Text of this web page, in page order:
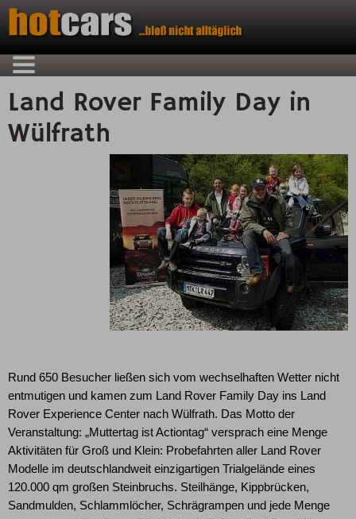
Land Rover Family Day in
Wülfrath
Rund 650 Besucher ließen sich vom wechselhaften Wetter nicht
entmutigen und kamen zum Land Rover Family Day ins Land
Rover Experience Center nach Wülfrath. Das Motto der
Veranstaltung: „Muttertag ist Actiontag“ versprach eine Menge
Aktivitäten für Groß und Klein: Probefahrten aller Land Rover
Modelle im deutschlandweit einzigartigen Trialgelände eines
120.000 qm großen Steinbruchs. Steilhänge, Kippbrücken,
Sandmulden, Schlammlöcher, Schrägrampen und jede Menge